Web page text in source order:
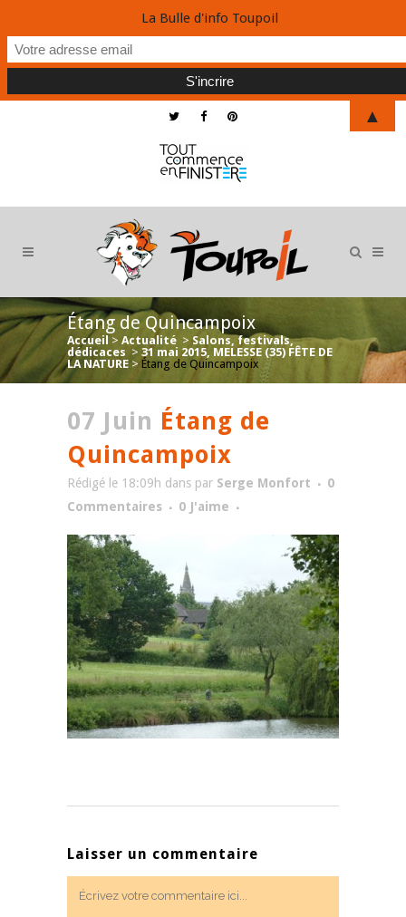
Étang de Quincampoix
Accueil > Actualité > Salons, festivals,
dédicaces > 31 mai 2015, MELESSE (35) FÊTE DE
LA NATURE > Étang de Quincampoix
07 Juin Étang de
Quincampoix
Rédigé le 18:09h dans par Serge Monfort
0
Commentaires
0 J'aime
Laisser un commentaire
La Bulle d'info Toupoil
▲